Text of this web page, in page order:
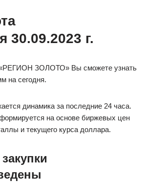
30.09.2023 г.
«РЕГИОН ЗОЛОТО» Вы сможете узнать
на сегодня.
динамика за последние 24 часа.
на основе биржевых цен
и текущего курса доллара.